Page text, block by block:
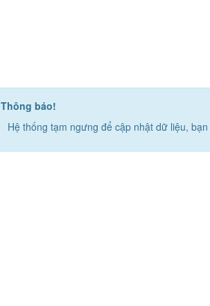
Thông báo!
Hệ thống tạm ngưng để cập nhật dữ liệu,